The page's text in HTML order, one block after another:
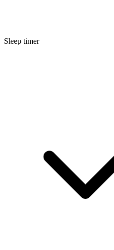
Sleep timer